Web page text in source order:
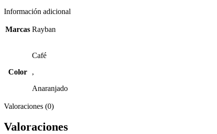
Información adicional
Marcas Rayban
Color
Café
,
Anaranjado
Valoraciones (0)
Valoraciones